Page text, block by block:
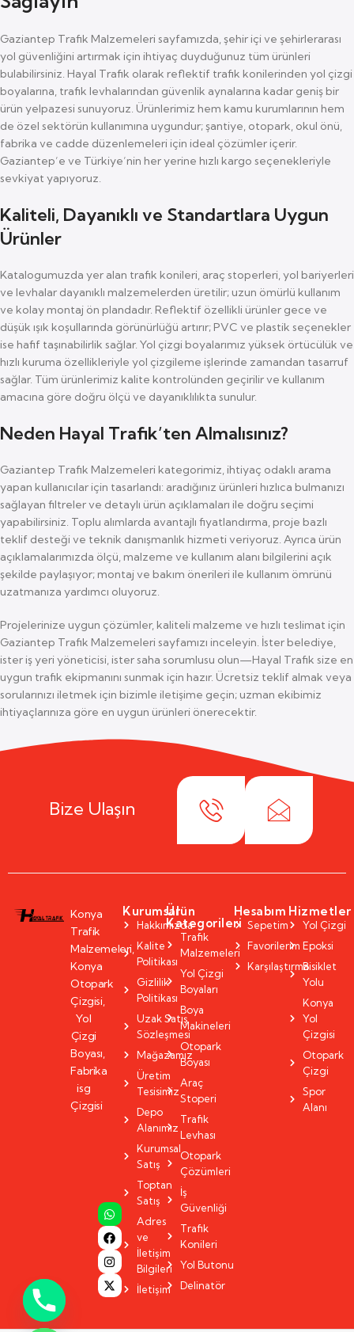
Gaziantep Trafik Malzemeleri sayfamızda, şehir içi ve şehirlerarası
yol güvenliğini artırmak için ihtiyaç duyduğunuz tüm ürünleri
bulabilirsiniz. Hayal Trafik olarak reflektif trafik konilerinden yol çizgi
boyalarına, trafik levhalarından güvenlik aynalarına kadar geniş bir
ürün yelpazesi sunuyoruz. Ürünlerimiz hem kamu kurumlarının hem
de özel sektörün kullanımına uygundur; şantiye, otopark, okul önü,
fabrika ve cadde düzenlemeleri için ideal çözümler içerir.
Gaziantep’e ve Türkiye’nin her yerine hızlı kargo seçenekleriyle
sevkiyat yapıyoruz.
Kaliteli, Dayanıklı ve Standartlara Uygun
Ürünler
Katalogumuzda yer alan trafik konileri, araç stoperleri, yol bariyerleri
ve levhalar dayanıklı malzemelerden üretilir; uzun ömürlü kullanım
ve kolay montaj ön plandadır. Reflektif özellikli ürünler gece ve
düşük ışık koşullarında görünürlüğü artırır; PVC ve plastik seçenekler
ise hafif taşınabilirlik sağlar. Yol çizgi boyalarımız yüksek örtücülük ve
hızlı kuruma özellikleriyle yol çizgileme işlerinde zamandan tasarruf
sağlar. Tüm ürünlerimiz kalite kontrolünden geçirilir ve kullanım
amacına göre doğru ölçü ve dayanıklılıkta sunulur.
Neden Hayal Trafik’ten Almalısınız?
Gaziantep Trafik Malzemeleri kategorimiz, ihtiyaç odaklı arama
yapan kullanıcılar için tasarlandı: aradığınız ürünleri hızlıca bulmanızı
sağlayan filtreler ve detaylı ürün açıklamaları ile doğru seçimi
yapabilirsiniz. Toplu alımlarda avantajlı fiyatlandırma, proje bazlı
teklif desteği ve teknik danışmanlık hizmeti veriyoruz. Ayrıca ürün
açıklamalarımızda ölçü, malzeme ve kullanım alanı bilgilerini açık
şekilde paylaşıyor; montaj ve bakım önerileri ile kullanım ömrünü
uzatmanıza yardımcı oluyoruz.
Projelerinize uygun çözümler, kaliteli malzeme ve hızlı teslimat için
Gaziantep Trafik Malzemeleri sayfamızı inceleyin. İster belediye,
ister iş yeri yöneticisi, ister saha sorumlusu olun—Hayal Trafik size en
uygun trafik ekipmanını sunmak için hazır. Ücretsiz teklif almak veya
sorularınızı iletmek için bizimle iletişime geçin; uzman ekibimiz
ihtiyaçlarınıza göre en uygun ürünleri önerecektir.
Bize Ulaşın
Konya
Trafik
Malzemeleri,
Konya
Otopark
Çizgisi,
Yol
Çizgi
Boyası,
Fabrika
isg
Çizgisi
Kurumsal
Hakkımızda
Kalite
Politikası
Gizlilik
Politikası
Uzak Satış
Sözleşmesi
Mağazamız
Üretim
Tesisimiz
Depo
Alanımız
Kurumsal
Satış
Toptan
Satış
Adres
ve
İletişim
Bilgileri
İletişim
Ürün
Kategorileri
Trafik
Malzemeleri
Yol Çizgi
Boyaları
Boya
Makineleri
Otopark
Boyası
Araç
Stoperi
Trafik
Levhası
Otopark
Çözümleri
İş
Güvenliği
Trafik
Konileri
Yol Butonu
Delinatör
Hesabım
Sepetim
Favorilerim
Karşılaştırma
Hizmetler
Yol Çizgi
Epoksi
Bisiklet
Yolu
Konya
Yol
Çizgisi
Otopark
Çizgi
Spor
Alanı